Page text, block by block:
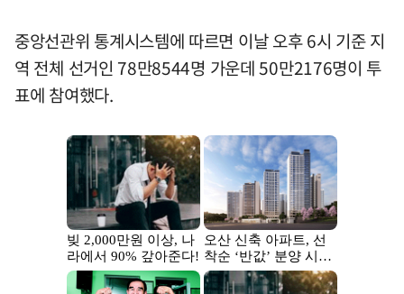
중앙선관위 통계시스템에 따르면 이날 오후 6시 기준 지
역 전체 선거인 78만8544명 가운데 50만2176명이 투
표에 참여했다.